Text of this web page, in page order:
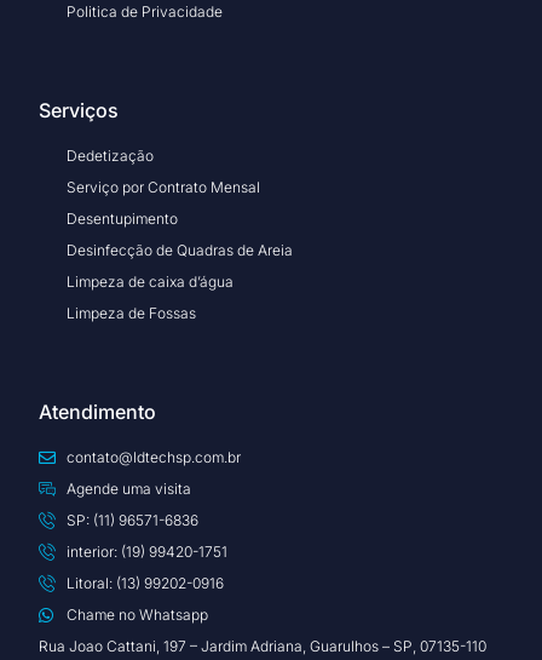
Politica de Privacidade
Serviços
Dedetização
Serviço por Contrato Mensal
Desentupimento
Desinfecção de Quadras de Areia
Limpeza de caixa d’água
Limpeza de Fossas
Atendimento
contato@ldtechsp.com.br
Agende uma visita
SP: (11) 96571-6836
interior: (19) 99420-1751
Litoral: (13) 99202-0916
Chame no Whatsapp
Rua Joao Cattani, 197 – Jardim Adriana, Guarulhos – SP, 07135-110